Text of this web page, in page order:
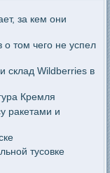
за кем они
том чего не успел
склад Wildberries в
Кремля
ракетами и
тусовке